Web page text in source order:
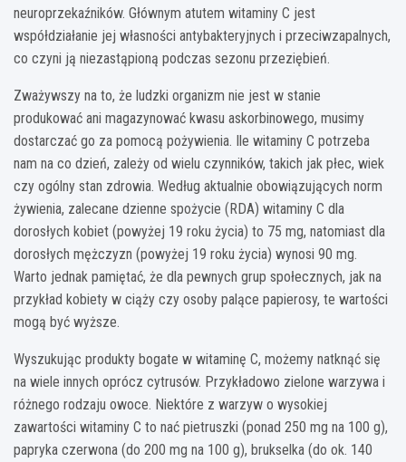
neuroprzekaźników. Głównym atutem witaminy C jest
współdziałanie jej własności antybakteryjnych i przeciwzapalnych,
co czyni ją niezastąpioną podczas sezonu przeziębień.
Zważywszy na to, że ludzki organizm nie jest w stanie
produkować ani magazynować kwasu askorbinowego, musimy
dostarczać go za pomocą pożywienia. Ile witaminy C potrzeba
nam na co dzień, zależy od wielu czynników, takich jak płec, wiek
czy ogólny stan zdrowia. Według aktualnie obowiązujących norm
żywienia, zalecane dzienne spożycie (RDA) witaminy C dla
dorosłych kobiet (powyżej 19 roku życia) to 75 mg, natomiast dla
dorosłych mężczyzn (powyżej 19 roku życia) wynosi 90 mg.
Warto jednak pamiętać, że dla pewnych grup społecznych, jak na
przykład kobiety w ciąży czy osoby palące papierosy, te wartości
mogą być wyższe.
Wyszukując produkty bogate w witaminę C, możemy natknąć się
na wiele innych oprócz cytrusów. Przykładowo zielone warzywa i
różnego rodzaju owoce. Niektóre z warzyw o wysokiej
zawartości witaminy C to nać pietruszki (ponad 250 mg na 100 g),
papryka czerwona (do 200 mg na 100 g), brukselka (do ok. 140